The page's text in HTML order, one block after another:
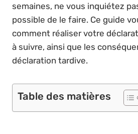
semaines, ne vous inquiétez
possible de le faire. Ce guide
comment réaliser votre
à suivre, ainsi que les
déclaration tardive.
Table des matières